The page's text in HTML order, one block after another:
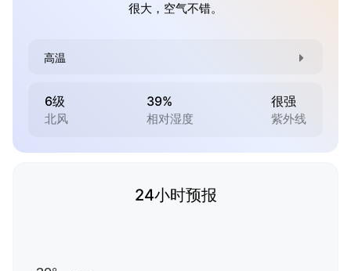
很大，空气不错。
高温
6级
北风
39%
相对湿度
很强
紫外线
24小时预报